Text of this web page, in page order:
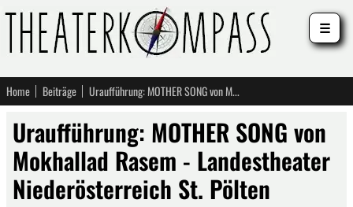
Home Beiträge Uraufführung: MOTHER SONG von Mokhallad Rasem - Landestheater Niederösterreich St. Pölten
Uraufführung: MOTHER SONG von
Mokhallad Rasem - Landestheater
Niederösterreich St. Pölten
☰